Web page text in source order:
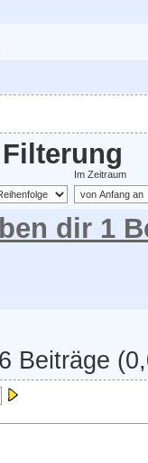
Im Zeitraum
dir 1
Beiträge